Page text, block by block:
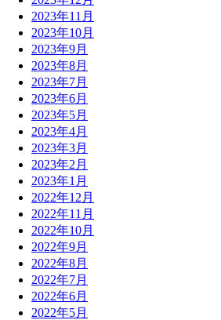
2023年11月
2023年10月
2023年9月
2023年8月
2023年7月
2023年6月
2023年5月
2023年4月
2023年3月
2023年2月
2023年1月
2022年12月
2022年11月
2022年10月
2022年9月
2022年8月
2022年7月
2022年6月
2022年5月